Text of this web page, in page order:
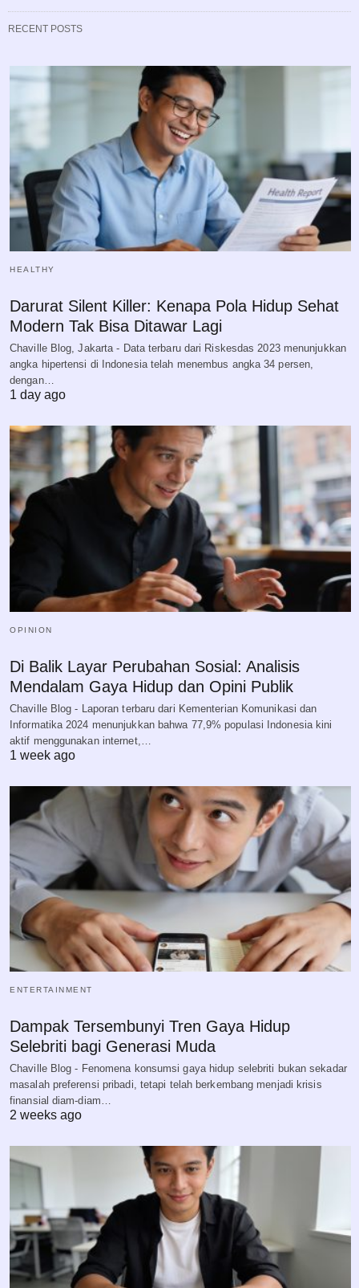
RECENT POSTS
HEALTHY
Darurat Silent Killer: Kenapa Pola Hidup Sehat
Modern Tak Bisa Ditawar Lagi
Chaville Blog, Jakarta - Data terbaru dari Riskesdas 2023 menunjukkan
angka hipertensi di Indonesia telah menembus angka 34 persen,
dengan…
1 day ago
OPINION
Di Balik Layar Perubahan Sosial: Analisis
Mendalam Gaya Hidup dan Opini Publik
Chaville Blog - Laporan terbaru dari Kementerian Komunikasi dan
Informatika 2024 menunjukkan bahwa 77,9% populasi Indonesia kini
aktif menggunakan internet,…
1 week ago
ENTERTAINMENT
Dampak Tersembunyi Tren Gaya Hidup
Selebriti bagi Generasi Muda
Chaville Blog - Fenomena konsumsi gaya hidup selebriti bukan sekadar
masalah preferensi pribadi, tetapi telah berkembang menjadi krisis
finansial diam-diam…
2 weeks ago